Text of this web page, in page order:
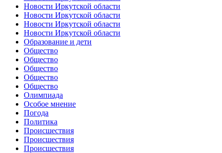
Новости Иркутской области
Новости Иркутской области
Новости Иркутской области
Новости Иркутской области
Образование и дети
Общество
Общество
Общество
Общество
Общество
Олимпиада
Особое мнение
Погода
Политика
Происшествия
Происшествия
Происшествия